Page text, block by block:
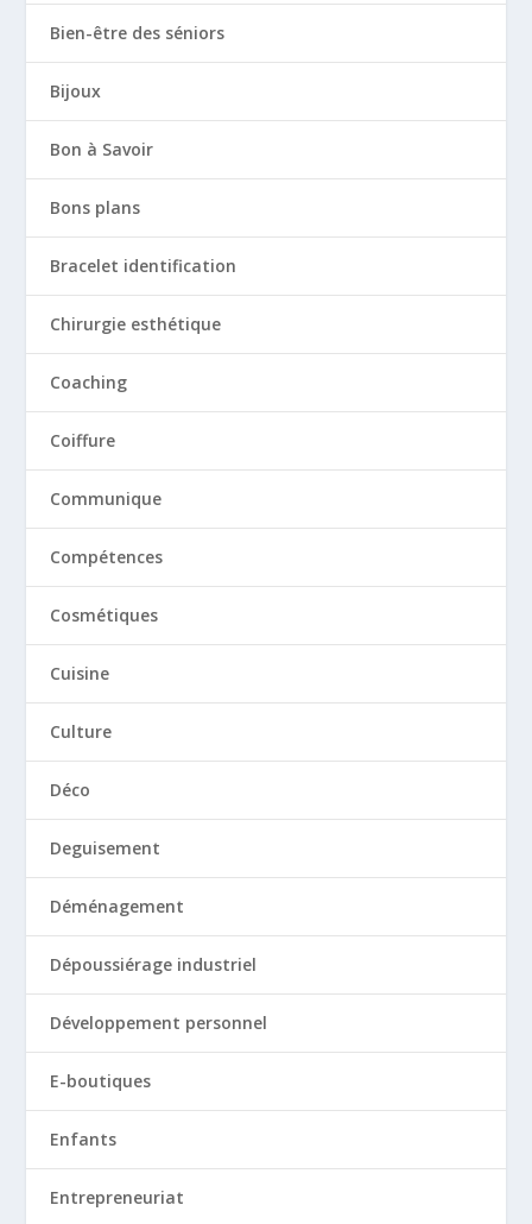
Bien-être des séniors
Bijoux
Bon à Savoir
Bons plans
Bracelet identification
Chirurgie esthétique
Coaching
Coiffure
Communique
Compétences
Cosmétiques
Cuisine
Culture
Déco
Deguisement
Déménagement
Dépoussiérage industriel
Développement personnel
E-boutiques
Enfants
Entrepreneuriat